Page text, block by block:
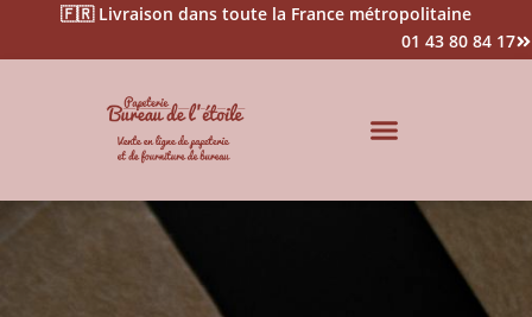
🇫🇷 Livraison dans toute la France métropolitaine
01 43 80 84 17